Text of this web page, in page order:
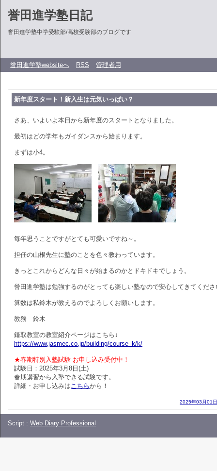
誉田進学塾日記
誉田進学塾中学受験部/高校受験部のブログです
誉田進学塾websiteへ RSS 管理者用
新年度スタート！新入生は元気いっぱい？
さあ、いよいよ本日から新年度のスタートとなりました。
最初はどの学年もガイダンスから始まります。
まずは小4。
毎年思うことですがとても可愛いですね～。
担任の山根先生に塾のことを色々教わっています。
きっとこれからどんな日々が始まるのかとドキドキでしょう。
誉田進学塾は勉強するのがとっても楽しい塾なので安心してきてくださ
算数は私鈴木が教えるのでよろしくお願いします。
教務 鈴木
鎌取教室の教室紹介ページはこちら↓
https://www.jasmec.co.jp/building/course_k/k/
★春期特別入塾試験 お申し込み受付中！
試験日：2025年3月8日(土)
春期講習から入塾できる試験です。
詳細・お申し込みはこちらから！
2025年03月01
Script : Web Diary Professional